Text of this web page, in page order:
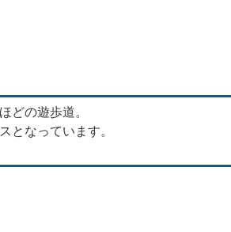
どの遊歩道。
となっています。